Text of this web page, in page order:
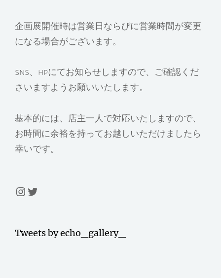
企画展開催時は営業日ならびに営業時間が変更
になる場合がございます。
SNS、HPにてお知らせしますので、ご確認くだ
さいますようお願いいたします。
基本的には、店主一人で対応いたしますので、
お時間に余裕を持ってお越しいただけましたら
幸いです。
Instagram
Twitter
Tweets by echo_gallery_